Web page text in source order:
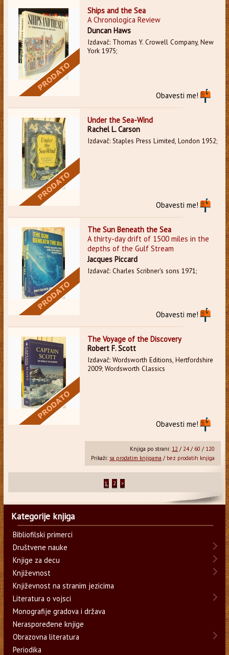
Ships and the Sea
A Chronologica Review
Duncan Haws
Izdavač: Thomas Y. Crowell Company, New
York 1975;
Obavesti me!
Under the Sea-Wind
Rachel L. Carson
Izdavač: Staples Press Limited, London 1952;
Obavesti me!
The Sun Beneath the Sea
A thirty-day drift of 1500 miles in the
depths of the Gulf Stream
Jacques Piccard
Izdavač: Charles Scribner's sons 1971;
Obavesti me!
The Voyage of the Discovery
Robert F. Scott
Izdavač: Wordsworth Editions, Hertfordshire
2009; Wordsworth Classics
Obavesti me!
Knjiga po strani: 12 /24/ 60 / 120
Prikaži: sa prodatim knjigama / bez prodatih knjiga
1 2 >
Kategorije knjiga
Bibliofilski primerci
Društvene nauke
Knjige za decu
Književnost
Književnost na stranim jezicima
Literatura o vojsci
Monografije gradova i država
Neraspoređene knjige
Obrazovna literatura
Periodika